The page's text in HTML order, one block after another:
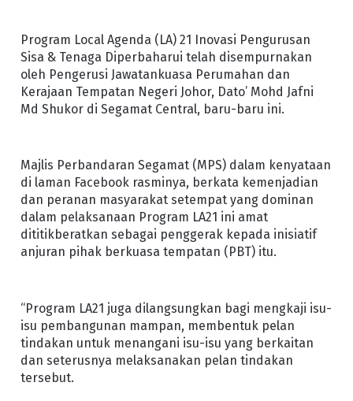
Program Local Agenda (LA) 21 Inovasi Pengurusan
Sisa & Tenaga Diperbaharui telah disempurnakan
oleh Pengerusi Jawatankuasa Perumahan dan
Kerajaan Tempatan Negeri Johor, Dato’ Mohd Jafni
Md Shukor di Segamat Central, baru-baru ini.
Majlis Perbandaran Segamat (MPS) dalam kenyataan
di laman Facebook rasminya, berkata kemenjadian
dan peranan masyarakat setempat yang dominan
dalam pelaksanaan Program LA21 ini amat
dititikberatkan sebagai penggerak kepada inisiatif
anjuran pihak berkuasa tempatan (PBT) itu.
“Program LA21 juga dilangsungkan bagi mengkaji isu-
isu pembangunan mampan, membentuk pelan
tindakan untuk menangani isu-isu yang berkaitan
dan seterusnya melaksanakan pelan tindakan
tersebut.